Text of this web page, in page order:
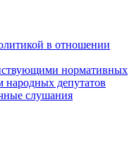
в отношении
нормативных
народных депутатов
слушания